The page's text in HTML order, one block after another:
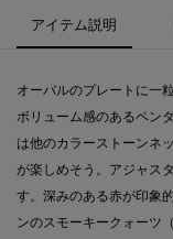
アイテム説明
オーバルのプレートに一
ボリューム感のあるペン
は他のカラーストーンネ
が楽しめそう。アジャス
す。深みのある赤が印象
ンのスモーキークォーツ